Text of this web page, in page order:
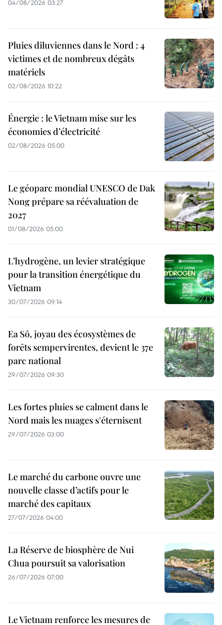
04/08/2026 03:27
Pluies diluviennes dans le Nord : 4
victimes et de nombreux dégâts
matériels
02/08/2026 10:22
Énergie : le Vietnam mise sur les
économies d’électricité
02/08/2026 05:00
Le géoparc mondial UNESCO de Dak
Nong prépare sa réévaluation de
2027
01/08/2026 05:00
L’hydrogène, un levier stratégique
pour la transition énergétique du
Vietnam
30/07/2026 09:14
Ea Sô, joyau des écosystèmes de
forêts sempervirentes, devient le 37e
parc national
29/07/2026 09:30
Les fortes pluies se calment dans le
Nord mais les nuages s'éternisent
29/07/2026 03:00
Le marché du carbone ouvre une
nouvelle classe d’actifs pour le
marché des capitaux
27/07/2026 04:00
La Réserve de biosphère de Nui
Chua poursuit sa valorisation
26/07/2026 07:00
Le Vietnam renforce les mesures de